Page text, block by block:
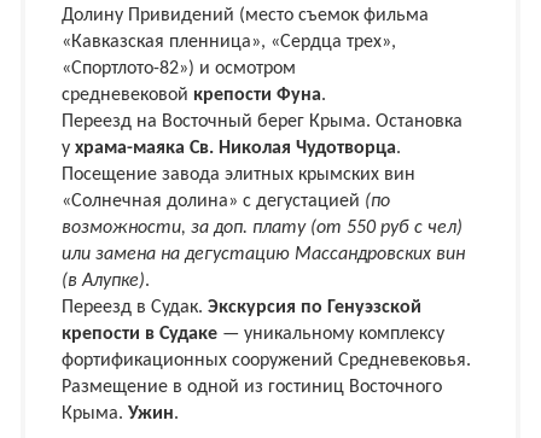
Долину Привидений (место съемок фильма
«Кавказская пленница», «Сердца трех»,
«Спортлото-82») и осмотром
средневековой крепости Фуна.
Переезд на Восточный берег Крыма. Остановка
у храма-маяка Св. Николая Чудотворца.
Посещение завода элитных крымских вин
«Солнечная долина» с дегустацией (по
возможности, за доп. плату (от 550 руб с чел)
или замена на дегустацию Массандровских вин
(в Алупке).
Переезд в Судак. Экскурсия по Генуэзской
крепости в Судаке — уникальному комплексу
фортификационных сооружений Средневековья.
Размещение в одной из гостиниц Восточного
Крыма. Ужин.